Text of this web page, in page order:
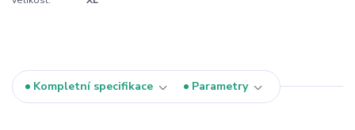
Kompletní specifikace Parametry